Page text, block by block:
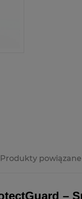
Produkty powiązane
–